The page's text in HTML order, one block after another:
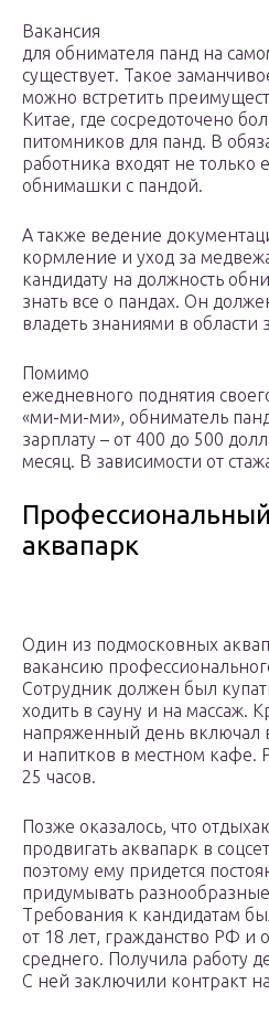
Вакансия
для обнимателя панд на
существует. Такое
можно встретить
Китае, где сосредоточено
питомников для панд. В
работника входят не только
обнимашки с пандой.
А также ведение
кормление и уход за
кандидату на должность
знать все о пандах. Он
владеть знаниями в области
Помимо
ежедневного поднятия
«ми-ми-ми», обниматель
зарплату – от 400 до 500
месяц. В зависимости от
аквапарк
Один из подмосковных
вакансию
Сотрудник должен был
ходить в сауну и на массаж.
напряженный день включал
и напитков в местном кафе.
25 часов.
Позже оказалось, что
продвигать аквапарк в
поэтому ему придется
придумывать
Требования к кандидатам
от 18 лет, гражданство РФ и
среднего. Получила работу
С ней заключили контракт